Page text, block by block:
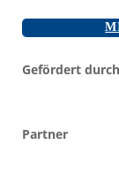
Gefördert durch
Partner